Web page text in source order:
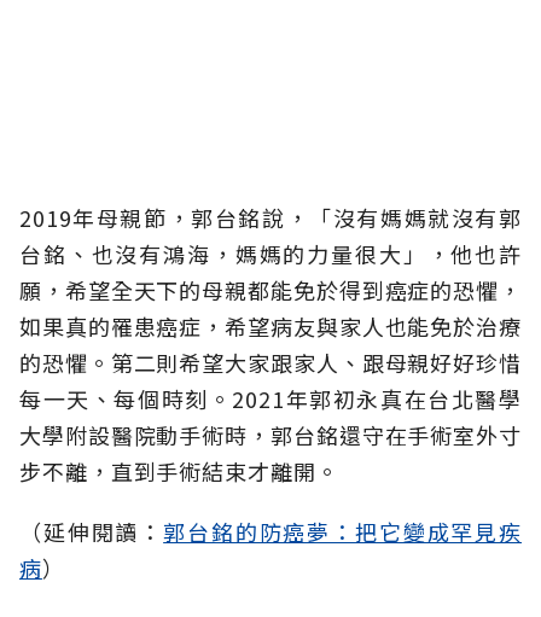
2019年母親節，郭台銘說，「沒有媽媽就沒有郭
台銘、也沒有鴻海，媽媽的力量很大」，他也許
願，希望全天下的母親都能免於得到癌症的恐懼，
如果真的罹患癌症，希望病友與家人也能免於治療
的恐懼。第二則希望大家跟家人、跟母親好好珍惜
每一天、每個時刻。2021年郭初永真在台北醫學
大學附設醫院動手術時，郭台銘還守在手術室外寸
步不離，直到手術結束才離開。
（延伸閱讀：郭台銘的防癌夢：把它變成罕見疾
病）